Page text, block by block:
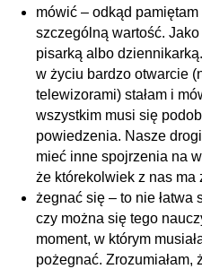
mówić – odkąd pamiętam
szczególną wartość.
pisarką albo
w życiu bardzo otwarcie
telewizorami) stałam i
wszystkim musi się
powiedzenia. Nasze
mieć inne spojrzenia na
że którekolwiek z nas ma
żegnać się – to nie łatwa
czy można się tego
moment, w którym
pożegnać. Zrozumiałam,